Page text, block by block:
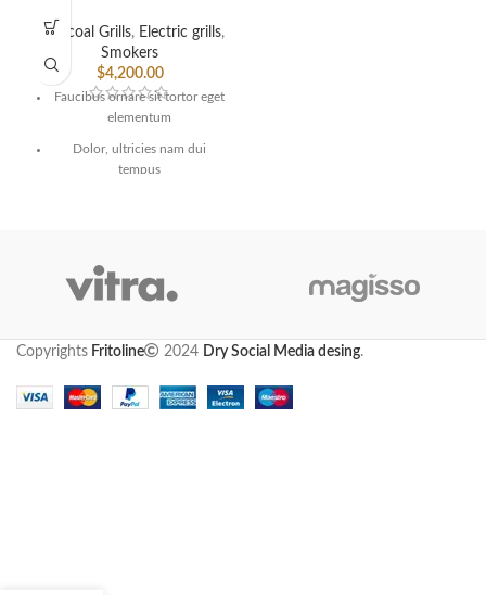
Charcoal Grills, Electric grills,
Smokers
$4,200.00
Faucibus ornare sit tortor eget
elementum
Dolor, ultricies nam dui
tempus
Copyrights Fritoline 2024 Dry Social Media desing.